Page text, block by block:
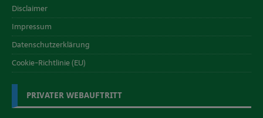
Disclaimer
Impressum
Datenschutzerklärung
Cookie-Richtlinie (EU)
PRIVATER WEBAUFTRITT